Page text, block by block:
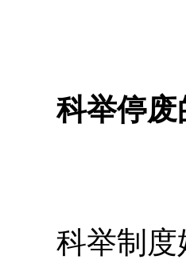
科举停废
科举制